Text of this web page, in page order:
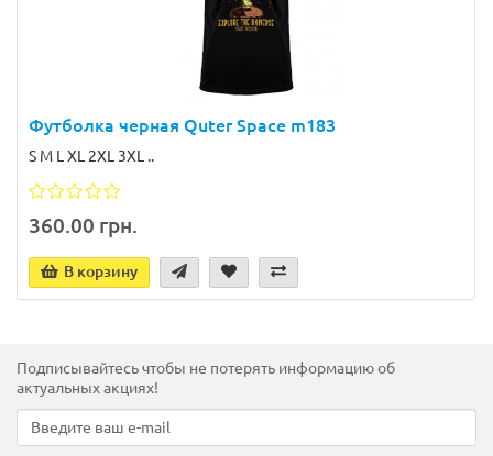
Футболка черная Quter Space m183
S M L XL 2XL 3XL ..
360.00 грн.
В корзину
Подписывайтесь чтобы не потерять информацию об
актуальных акциях!